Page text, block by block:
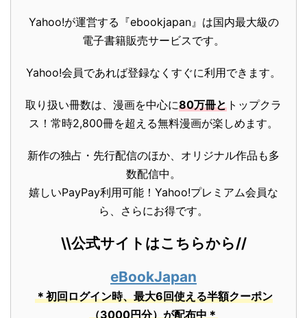
Yahoo!が運営する『ebookjapan』は国内最大級の
電子書籍販売サービスです。
Yahoo!会員であれば登録なくすぐに利用できます。
取り扱い冊数は、漫画を中心に80万冊と トップクラ
ス！常時2,800冊を超える無料漫画が楽しめます。
新作の独占・先行配信のほか、オリジナル作品も多
数配信中。
嬉しいPayPay利用可能！Yahoo!プレミアム会員な
ら、さらにお得です。
\\公式サイトはこちらから//
eBookJapan
＊初回ログイン時、最大6回使える半額クーポン
（3000円分）が配布中＊